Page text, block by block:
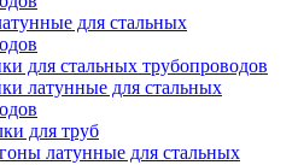
для стальных
для стальных трубопроводов
латунные для стальных
для труб
латунные для стальных